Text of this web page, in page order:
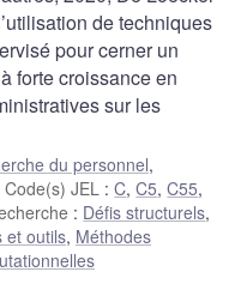
de techniques
pour cerner un
forte croissance en
sur les
du personnel,
Code(s) JEL :C,C5,C55,
: Défis structurels,
et outils, Méthodes